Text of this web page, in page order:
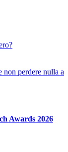
non perdere nulla a
Awards 2026